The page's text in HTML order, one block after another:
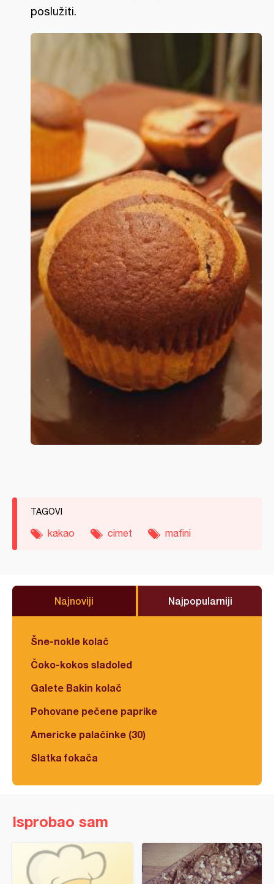
poslužiti.
TAGOVI
kakao cimet mafini
Najnoviji Najpopularniji
Šne-nokle kolač
Čoko-kokos sladoled
Galete Bakin kolač
Pohovane pečene paprike
Americke palačinke (30)
Slatka fokača
Isprobao sam